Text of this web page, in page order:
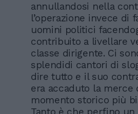
annullandosi nella
l’operazione invece di
uomini politici
contribuito a livellare
classe dirigente. Ci
splendidi cantori di
dire tutto e il suo
era accaduto la
momento storico più